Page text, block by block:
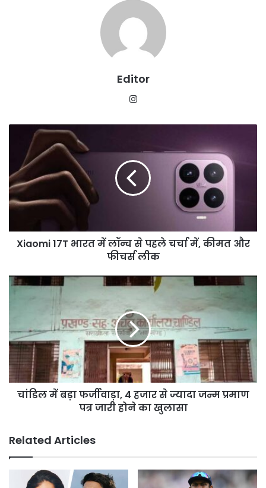
Editor
लॉन्च
से
पहले
में,
कीमत
लीक
Xiaomi 17T भारत में लॉन्च से पहले चर्चा में, कीमत और
फीचर्स लीक
चांडिल
4
हजार
से
ज्यादा
जन्म
प्रमाण
का
खुलासा
चांडिल में बड़ा फर्जीवाड़ा, 4 हजार से ज्यादा जन्म प्रमाण
पत्र जारी होने का खुलासा
Related Articles